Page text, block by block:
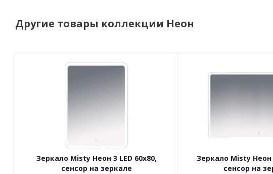
Другие товары коллекции Неон
Зеркало Misty Неон 3 LED 60x80,
сенсор на зеркале
Зеркало Misty Неон
сенсор на